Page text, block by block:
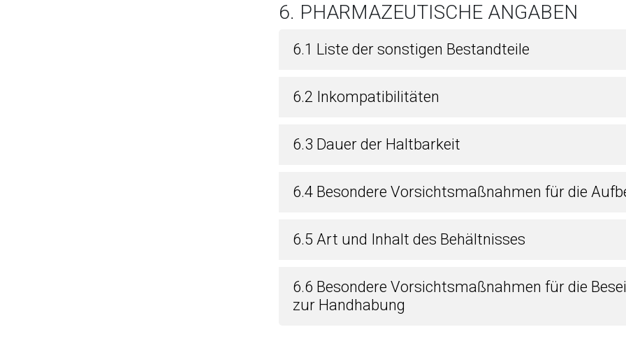
6. PHARMAZEUTISCHE ANGABEN
6.1 Liste der sonstigen Bestandteile
6.2 Inkompatibilitäten
6.3 Dauer der Haltbarkeit
6.4 Besondere Vorsichtsmaßnahmen für die
6.5 Art und Inhalt des Behältnisses
6.6 Besondere Vorsichtsmaßnahmen für die
zur Handhabung